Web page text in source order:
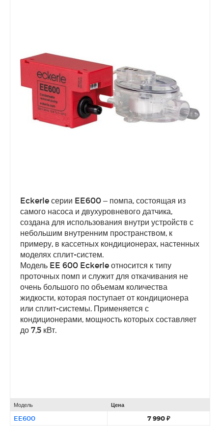
Eckerle серии EE600 – помпа, состоящая из
самого насоса и двухуровневого датчика,
создана для использования внутри устройств с
небольшим внутренним пространством, к
примеру, в кассетных кондиционерах, настенных
моделях сплит-систем.
Модель EE 600 Eckerle относится к типу
проточных помп и служит для откачивания не
очень большого по объемам количества
жидкости, которая поступает от кондиционера
или сплит-системы. Применяется с
кондиционерами, мощность которых составляет
до 7,5 кВт.
Модель Цена
EE600 7 990 ₽